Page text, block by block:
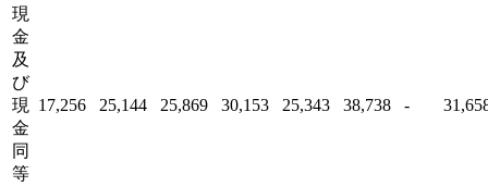
現
金
及
び
現
金
同
等
17,256 25,144 25,869 30,153 25,343 38,738 -